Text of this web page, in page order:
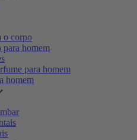
o corpo
para homem
para homem
homem